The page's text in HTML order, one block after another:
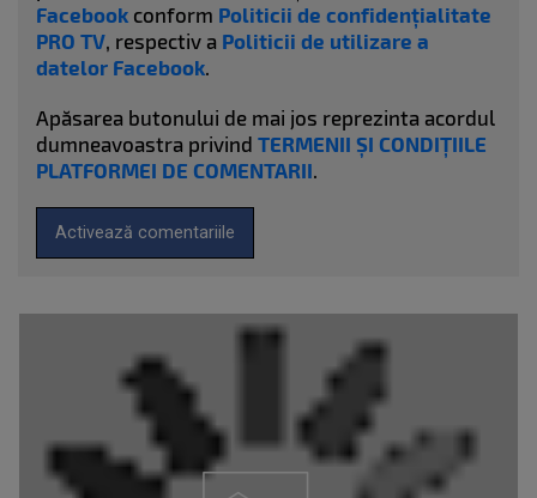
Facebook conform Politicii de confidențialitate
PRO TV, respectiv a Politicii de utilizare a
datelor Facebook.
Apăsarea butonului de mai jos reprezinta acordul
dumneavoastra privind TERMENII ȘI CONDIȚIILE
PLATFORMEI DE COMENTARII.
Activează comentariile